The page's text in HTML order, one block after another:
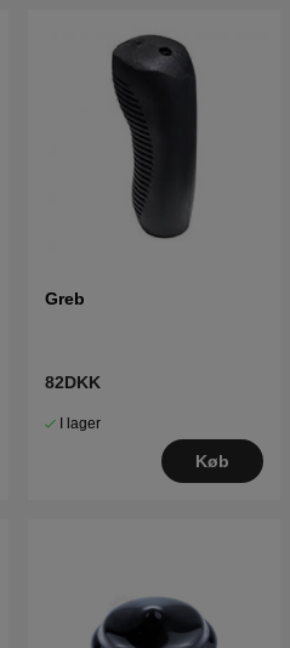
Greb
82DKK
I lager
Køb